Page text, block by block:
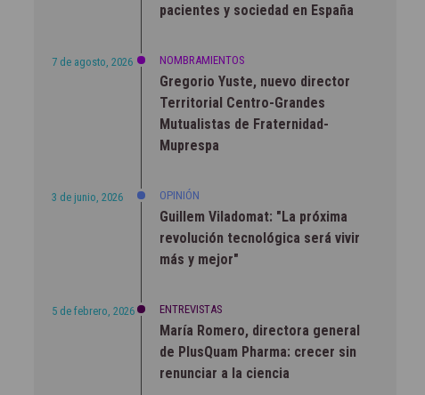
pacientes y sociedad en España
7 de agosto, 2026 NOMBRAMIENTOS
Gregorio Yuste, nuevo director
Territorial Centro-Grandes
Mutualistas de Fraternidad-
Muprespa
3 de junio, 2026 OPINIÓN
Guillem Viladomat: "La próxima
revolución tecnológica será vivir
más y mejor"
5 de febrero, 2026 ENTREVISTAS
María Romero, directora general
de PlusQuam Pharma: crecer sin
renunciar a la ciencia